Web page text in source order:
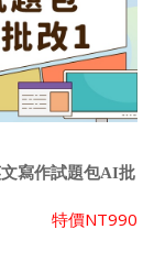
寫作試題包AI批
特價NT990